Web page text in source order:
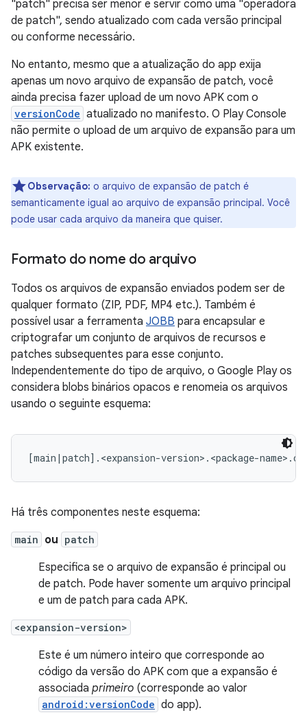
"patch" precisa ser menor e servir como uma "operadora
de patch", sendo atualizado com cada versão principal
ou conforme necessário.
No entanto, mesmo que a atualização do app exija
apenas um novo arquivo de expansão de patch, você
ainda precisa fazer upload de um novo APK com o
versionCode atualizado no manifesto. O Play Console
não permite o upload de um arquivo de expansão para um
APK existente.
Observação: o arquivo de expansão de patch é
semanticamente igual ao arquivo de expansão principal. Você
pode usar cada arquivo da maneira que quiser.
Formato do nome do arquivo
Todos os arquivos de expansão enviados podem ser de
qualquer formato (ZIP, PDF, MP4 etc.). Também é
possível usar a ferramenta JOBB para encapsular e
criptografar um conjunto de arquivos de recursos e
patches subsequentes para esse conjunto.
Independentemente do tipo de arquivo, o Google Play os
considera blobs binários opacos e renomeia os arquivos
usando o seguinte esquema:
Há três componentes neste esquema:
main ou patch
Especifica se o arquivo de expansão é principal ou
de patch. Pode haver somente um arquivo principal
e um de patch para cada APK.
<expansion-version>
Este é um número inteiro que corresponde ao
código da versão do APK com que a expansão é
associada primeiro (corresponde ao valor
android:versionCode do app).